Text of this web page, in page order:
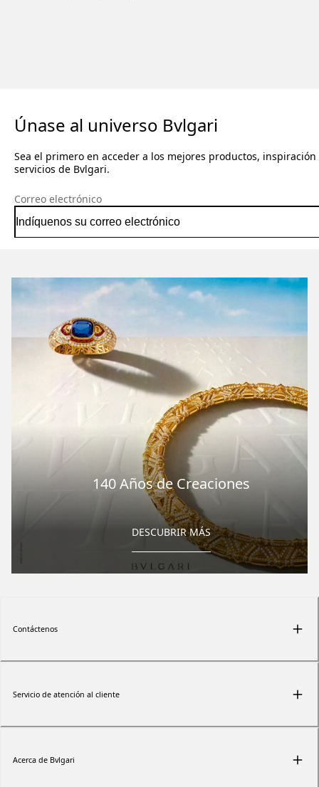
Únase al universo Bvlgari
Sea el primero en acceder a los mejores productos, inspiración
servicios de Bvlgari.
Correo electrónico
140 Años de Creaciones
DESCUBRIR MÁS
Contáctenos
Servicio de atención al cliente
Acerca de Bvlgari